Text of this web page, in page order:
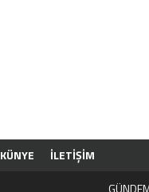
KÜNYE
İLETİŞİM